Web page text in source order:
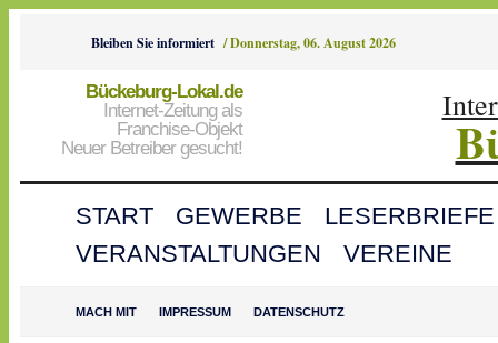
Bleiben Sie informiert /Donnerstag, 06. August 2026
Bückeburg-Lokal.de
Internet-Zeitung als
Franchise-Objekt
Neuer Betreiber gesucht!
START GEWERBE
LESERBRIEFE
VERANSTALTUNGEN
VEREINE
MACH MIT IMPRESSUM DATENSCHUTZ